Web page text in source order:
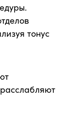
тонус